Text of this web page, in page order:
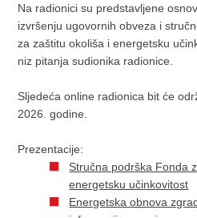
Na radionici su predstavljene
izvršenju ugovornih obveza i
za zaštitu okoliša i energetsku
niz pitanja sudionika radionice.
Sljedeća online radionica bit će
2026. godine.
Prezentacije:
Stručna podrška Fonda
energetsku učinkovitost
Energetska obnova